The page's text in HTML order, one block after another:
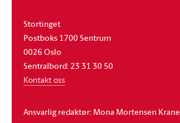
Stortinget
Postboks 1700 Sentrum
0026 Oslo
Sentralbord: 23 31 30 50
Kontakt oss
Ansvarlig redaktør: Mona Mortensen Krane